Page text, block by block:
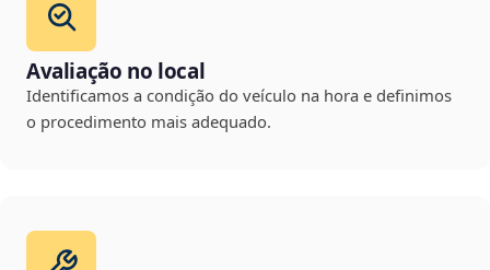
Avaliação no local
Identificamos a condição do veículo na hora e definimos
o procedimento mais adequado.